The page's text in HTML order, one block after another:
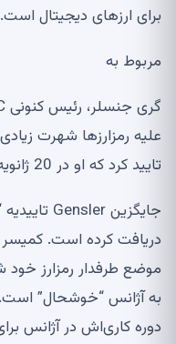
برای ارزهای دیجیتال است.
مربوط به
علیه رمزارزها شهرت
تایید کرد که او در 20 ژانویه سازمان را ترک خواهد کرد.
موضع طرفدار رمزارز خود
به آژانس “خوشحال”
دوره کاری‌اش در آژانس